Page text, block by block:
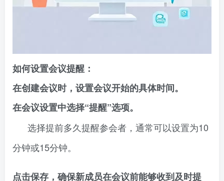
如何设置会议提醒：
在创建会议时，设置会议开始的具体时间。
在会议设置中选择“提醒”选项。
选择提前多久提醒参会者，通常可以设置为10
分钟或15分钟。
点击保存，确保新成员在会议前能够收到及时提